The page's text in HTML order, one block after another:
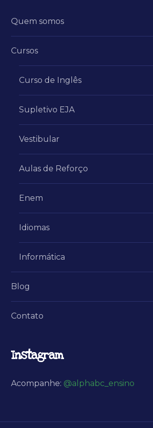
Quem somos
Cursos
Curso de Inglês
Supletivo EJA
Vestibular
Aulas de Reforço
Enem
Idiomas
Informática
Blog
Contato
Instagram
Acompanhe: @alphabc_ensino